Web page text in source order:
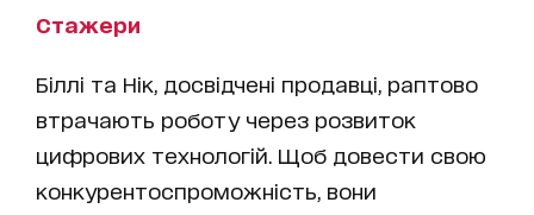
Стажери
Біллі та Нік, досвідчені продавці, раптово
втрачають роботу через розвиток
цифрових технологій. Щоб довести свою
конкурентоспроможність, вони